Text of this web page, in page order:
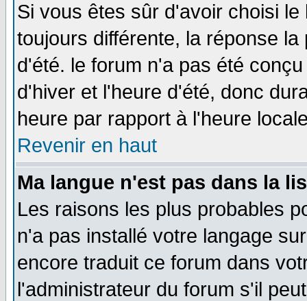
Si vous êtes sûr d'avoir choisi
toujours différente, la réponse
d'été. le forum n'a pas été
d'hiver et l'heure d'été, donc
heure par rapport à l'heure
Revenir en haut
Ma langue n'est pas dans la
Les raisons les plus probables
n'a pas installé votre langage
encore traduit ce forum dans
l'administrateur du forum s'il